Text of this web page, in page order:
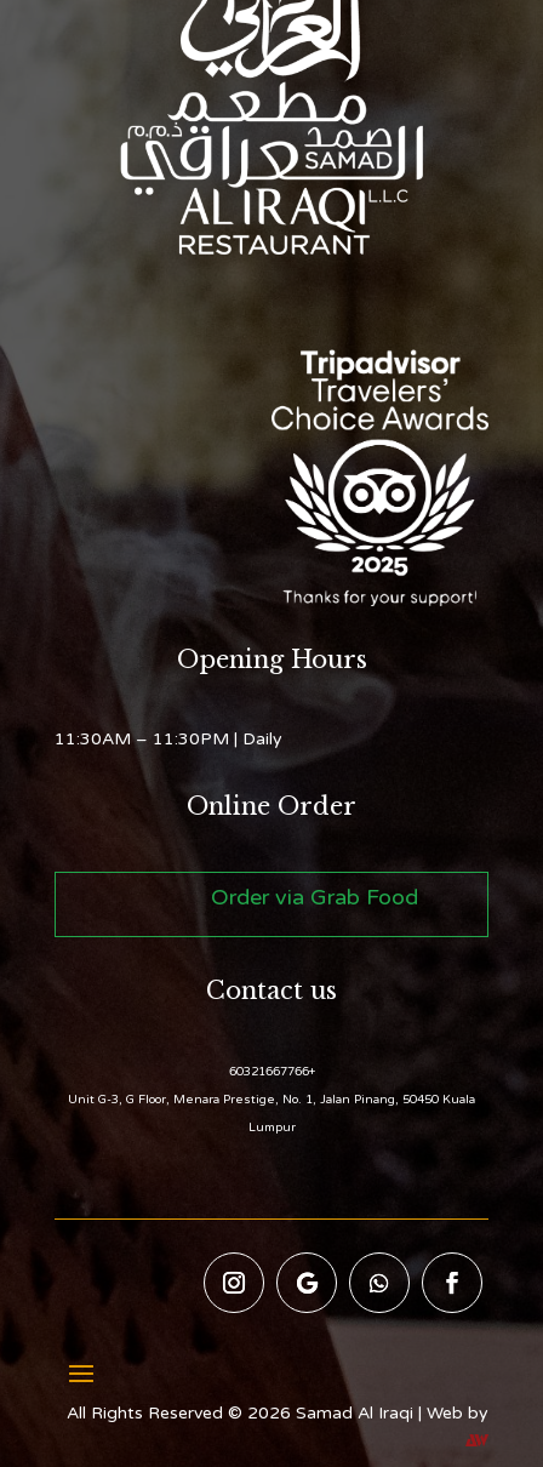
Opening Hours
11:30AM – 11:30PM | Daily
Online Order
Order via Grab Food
Contact us
+60321667766
Unit G-3, G Floor, Menara Prestige, No. 1, Jalan Pinang, 50450 Kuala
Lumpur
All Rights Reserved © 2026 Samad Al Iraqi | Web by